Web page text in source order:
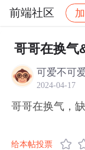
前端社区
社区 前端社区
哥哥在换气
可爱不可
2024-04-17
哥哥在换气，
给本帖投票